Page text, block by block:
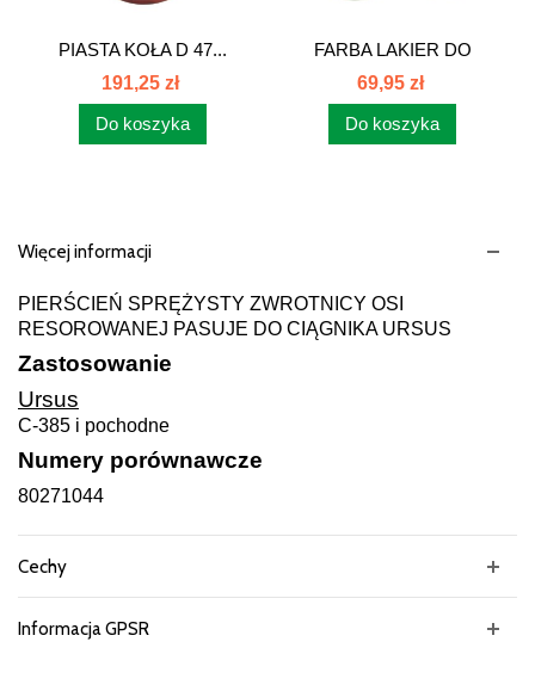
PIASTA KOŁA D 47...
191,25 zł
Do koszyka
FARBA LAKIER DO
CIĄGNIKA...
69,95 zł
Do koszyka
Więcej informacji
PIERŚCIEŃ SPRĘŻYSTY ZWROTNICY OSI
RESOROWANEJ PASUJE DO CIĄGNIKA URSUS
Zastosowanie
Ursus
C-385 i pochodne
Numery porównawcze
80271044
Cechy
Informacja GPSR